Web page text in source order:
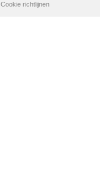
Cookie richtlijnen